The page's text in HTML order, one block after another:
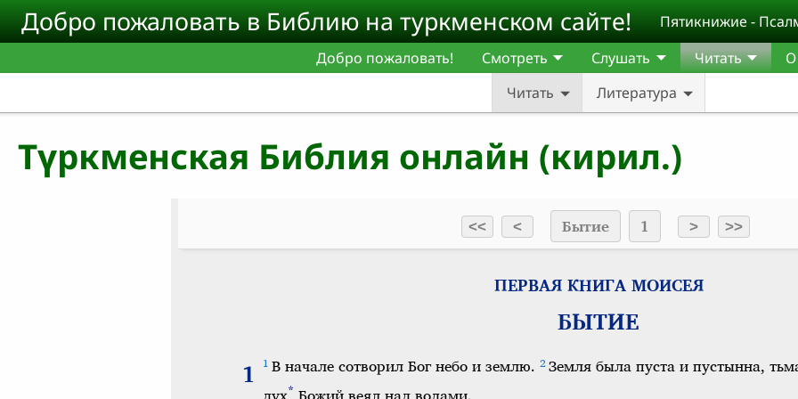
Skip to main content
Добро пожаловать в Библию на туркменском сайте! Пятикнижие -
Добро пожаловать! Смотреть Слушать
Читать
Читать
Литература
О
Түркменская Библия онлайн (кирил.)